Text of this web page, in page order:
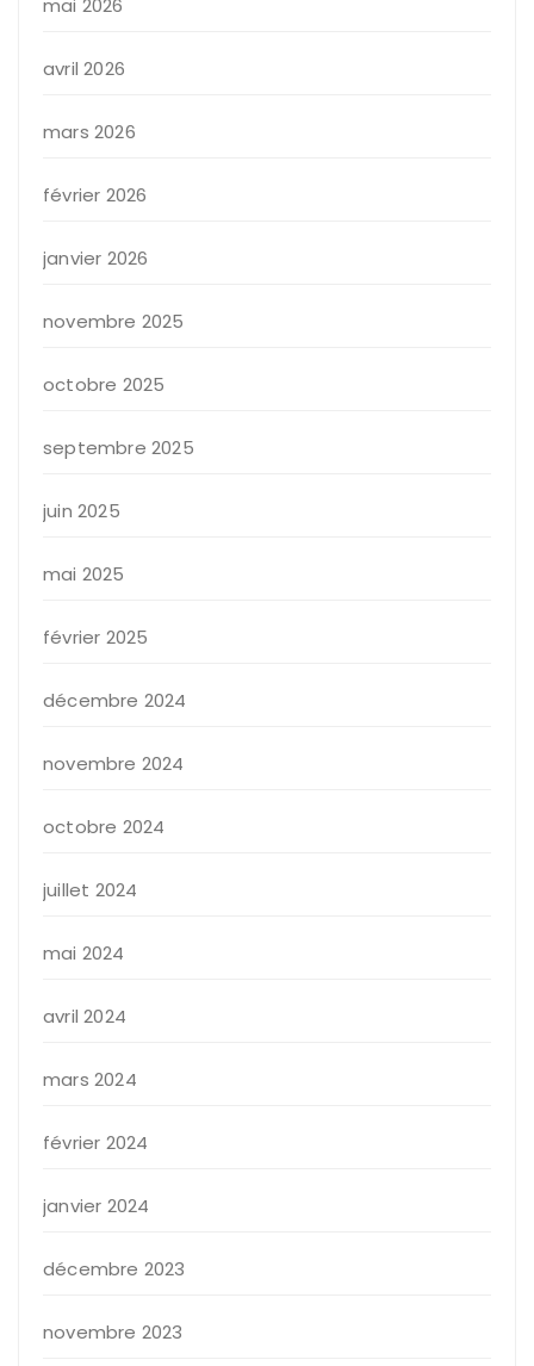
mai 2026
avril 2026
mars 2026
février 2026
janvier 2026
novembre 2025
octobre 2025
septembre 2025
juin 2025
mai 2025
février 2025
décembre 2024
novembre 2024
octobre 2024
juillet 2024
mai 2024
avril 2024
mars 2024
février 2024
janvier 2024
décembre 2023
novembre 2023